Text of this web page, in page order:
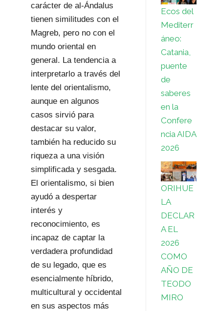
carácter de al-Ándalus
tienen similitudes con el
Magreb, pero no con el
mundo oriental en
general. La tendencia a
interpretarlo a través del
lente del orientalismo,
aunque en algunos
casos sirvió para
destacar su valor,
también ha reducido su
riqueza a una visión
simplificada y sesgada.
El orientalismo, si bien
ayudó a despertar
interés y
reconocimiento, es
incapaz de captar la
verdadera profundidad
de su legado, que es
esencialmente híbrido,
multicultural y occidental
en sus aspectos más
Ecos del
Mediterr
áneo:
Catania,
puente
de
saberes
en la
Confere
ncia AIDA
2026
ORIHUE
LA
DECLAR
A EL
2026
COMO
AÑO DE
TEODO
MIRO